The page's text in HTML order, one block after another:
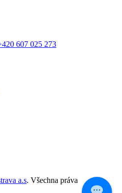
607 025 273
a.s. Všechna práva